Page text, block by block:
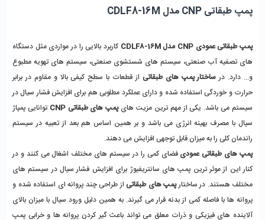
پمپ طبقاتی CNP مدل CDLF8-16M
پمپ طبقاتی عمودی CNP مدل CDLF8-16M
و... دارد. در ساختار پمپ های طبقاتی
سیستم می باشد. یکی از مهم ترین مزیت های پمپ های طبقاتی CNP
راندمان کلی را به میزان قابل توجهی افزایش می دهند.
پمپ های طبقاتی عمودی
مختلف هستند. در ساختار پمپ های طبقاتی